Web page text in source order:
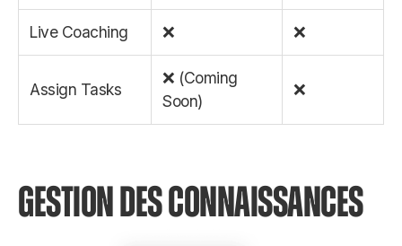
Live Coaching ❌ ❌
Assign Tasks
❌ (Coming
Soon)
❌
GESTION DES CONNAISSANCES